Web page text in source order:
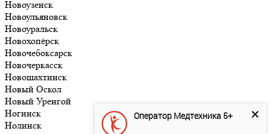
Новоузенск
Новоульяновск
Новоуральск
Новохопёрск
Новочебоксарск
Новочеркасск
Новошахтинск
Новый Оскол
Новый Уренгой
Ногинск
Нолинск
Оператор Медтехника 5+